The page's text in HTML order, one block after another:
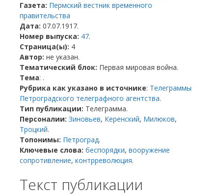
Газета: Пермский вестник временного
правительства
Дата: 07.07.1917.
Номер выпуска: 47.
Страница(ы): 4
Автор: не указан.
Тематический блок: Первая мировая война.
Тема: .
Рубрика как указано в источнике: Телеграммы
Петроградского телеграфного агентства.
Тип публикации: Телеграмма.
Персоналии: Зиновьев, Керенский, Милюков,
Троцкий.
Топонимы: Петроград.
Ключевые слова: беспорядки, вооружение
сопротивление, контрреволюция.
Текст публикации